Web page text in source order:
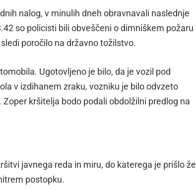
nalog, v minulih dneh obravnavali naslednje
so policisti bili obveščeni o dimniškem požaru
poročilo na državno tožilstvo.
Ugotovljeno je bilo, da je vozil pod
v izdihanem zraku, vozniku je bilo odvzeto
kršitelja bodo podali obdolžilni predlog na
javnega reda in miru, do katerega je prišlo že
postopku.